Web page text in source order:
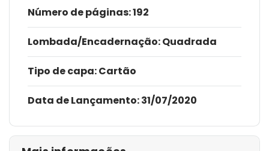
Número de páginas: 192
Lombada/Encadernação: Quadrada
Tipo de capa:Cartão
Data de Lançamento:31/07/2020